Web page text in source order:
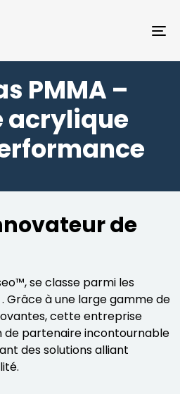
PMMA –
acrylique
de
se classe parmi les
Grâce à une large gamme de
cette entreprise
de partenaire incontournable
des solutions alliant